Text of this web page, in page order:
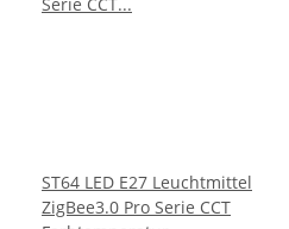
ST64 LED E27 Leuchtmittel
ZigBee3.0 Pro Serie CCT